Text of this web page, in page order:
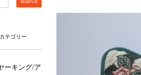
カテゴリー
ーキング/ア